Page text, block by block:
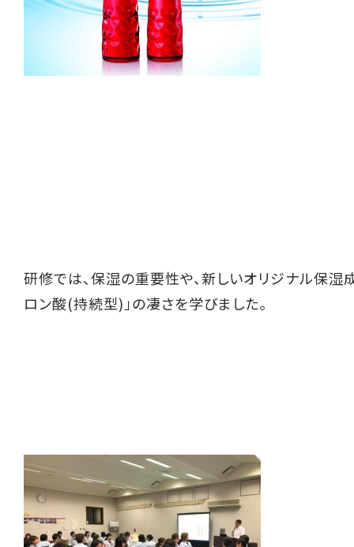
研修では、保湿の重要性や、新しいオリジナル保湿
ロン酸(持続型)」の凄さを学びました。